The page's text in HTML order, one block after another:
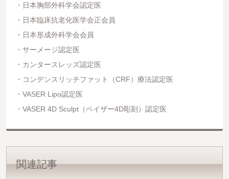
日本胸部外科学会認定医
日本臨床抗老化医学会正会員
日本形成外科学会会員
サーメージ認定医
カンタースレッズ認定医
コンデンスリッチファット（CRF）療法認定医
VASER Lipo認定医
VASER 4D Sculpt（ベイザー4D彫刻）認定医
関連記事